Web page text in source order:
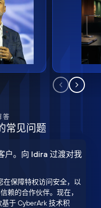
答
常见问题
户。向 Idira 过渡对我
在保障特权访问安全，以
赖的合作伙伴。现在，
于 CyberArk 技术积